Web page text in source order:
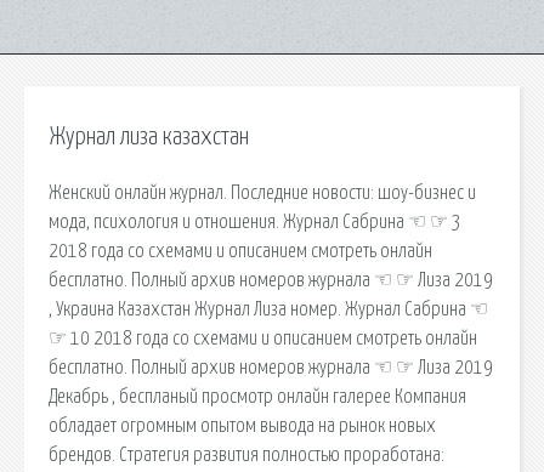
Журнал лиза казахстан
Женский онлайн журнал. Последние новости: шоу-бизнес и
мода, психология и отношения. Журнал Сабрина ☜ ☞ 3
2018 года со схемами и описанием смотреть онлайн
бесплатно. Полный архив номеров журнала ☜ ☞ Лиза 2019
, Украина Казахстан Журнал Лиза номер. Журнал Сабрина ☜
☞ 10 2018 года со схемами и описанием смотреть онлайн
бесплатно. Полный архив номеров журнала ☜ ☞ Лиза 2019
Декабрь , беспланый просмотр онлайн галерее Компания
обладает огромным опытом вывода на рынок новых
брендов. Стратегия развития полностью проработана: